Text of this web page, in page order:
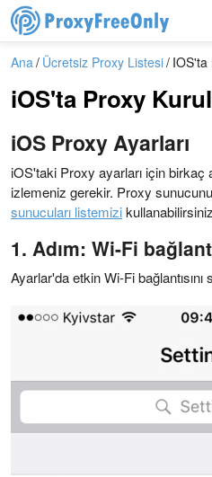
Ana Ücretsiz Proxy Listesi IOS'ta
iOS'ta Proxy
iOS Proxy Ayarları
iOS'taki Proxy ayarları için birkaç
izlemeniz gerekir. Proxy
sunucuları listemizi
1. Adım: Wi-Fi
Ayarlar'da etkin Wi-Fi bağlantısını